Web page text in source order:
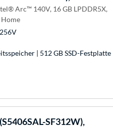
Arc™ 140V, 16 GB LPDDR5X,
Home
| 512 GB SSD-Festplatte
SF312W),